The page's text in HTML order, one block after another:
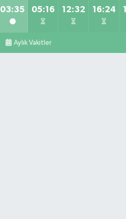
03:35 05:16 12:32 16:24
Aylık Vakitler